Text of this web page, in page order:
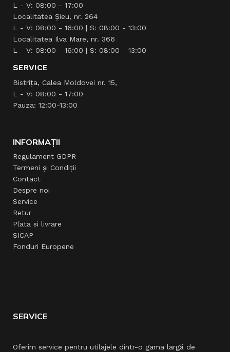
L - V: 08:00 - 17:00
Localitatea Şieu, nr. 264
L - V: 08:00 - 16:00 | S: 08:00 - 13:00
Localitatea Ilva Mare, nr. 366
L - V: 08:00 - 16:00 | S: 08:00 - 13:00
SERVICE
Bistrița, Calea Moldovei nr. 15,
L - V: 08:00 - 17:00
Pauza: 12:00-13:00
INFORMAȚII
Regulament GDPR
Termeni și Condiții
Contact
Despre noi
Service
Retur
Plata si livrare
SICAP
Fonduri Europene
SERVICE
Oferim service pentru utilajele dintr-o gama largă de